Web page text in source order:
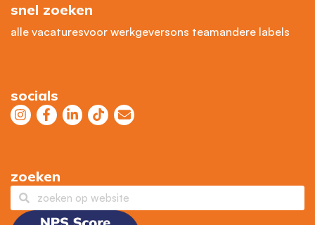
snel zoeken
alle vacaturesvoor werkgeversons teamandere labels
socials
zoeken